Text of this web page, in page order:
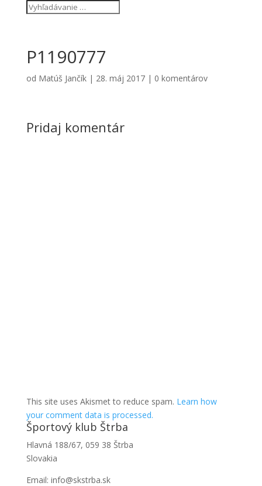
P1190777
od Matúš Jančík| 28. máj 2017| 0 komentárov
Pridaj komentár
This site uses Akismet to reduce spam. Learn how
your comment data is processed.
Športový klub Štrba
Hlavná 188/67, 059 38 Štrba
Slovakia
Email: info@skstrba.sk